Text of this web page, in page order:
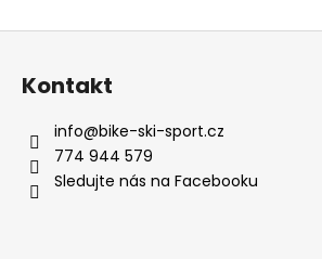
Z
Kontakt
info@bike-ski-sport.cz
774 944 579
Sledujte nás na Facebooku